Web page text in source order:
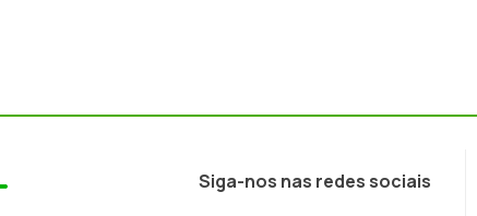
Siga-nos nas redes sociais